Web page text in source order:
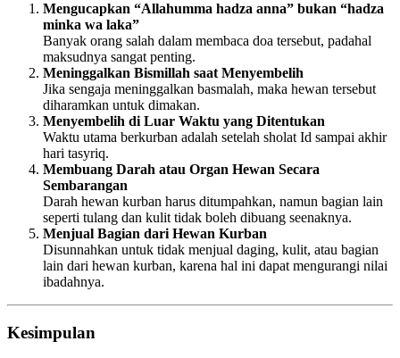
Mengucapkan “Allahumma hadza anna” bukan “hadza
minka wa laka”
Banyak orang salah dalam membaca doa tersebut, padahal
maksudnya sangat penting.
Meninggalkan Bismillah saat Menyembelih
Jika sengaja meninggalkan basmalah, maka hewan tersebut
diharamkan untuk dimakan.
Menyembelih di Luar Waktu yang Ditentukan
Waktu utama berkurban adalah setelah sholat Id sampai akhir
hari tasyriq.
Membuang Darah atau Organ Hewan Secara
Sembarangan
Darah hewan kurban harus ditumpahkan, namun bagian lain
seperti tulang dan kulit tidak boleh dibuang seenaknya.
Menjual Bagian dari Hewan Kurban
Disunnahkan untuk tidak menjual daging, kulit, atau bagian
lain dari hewan kurban, karena hal ini dapat mengurangi nilai
ibadahnya.
Kesimpulan